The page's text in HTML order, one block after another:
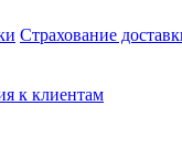
Страхование
к клиентам